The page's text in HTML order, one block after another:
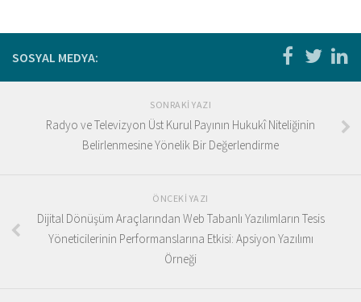
SOSYAL MEDYA:
SONRAKI YAZI
Radyo ve Televizyon Üst Kurul Payının Hukukî Niteliğinin
Belirlenmesine Yönelik Bir Değerlendirme
ÖNCEKI YAZI
Dijital Dönüşüm Araçlarından Web Tabanlı Yazılımların Tesis
Yöneticilerinin Performanslarına Etkisi: Apsiyon Yazılımı
Örneği